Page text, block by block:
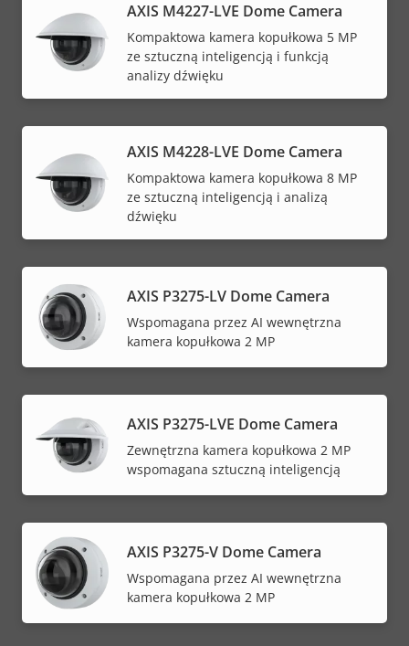
AXIS M4227-LVE Dome Camera
Kompaktowa kamera kopułkowa 5 MP
ze sztuczną inteligencją i funkcją
analizy dźwięku
AXIS M4228-LVE Dome Camera
Kompaktowa kamera kopułkowa 8 MP
ze sztuczną inteligencją i analizą
dźwięku
AXIS P3275-LV Dome Camera
Wspomagana przez AI wewnętrzna
kamera kopułkowa 2 MP
AXIS P3275-LVE Dome Camera
Zewnętrzna kamera kopułkowa 2 MP
wspomagana sztuczną inteligencją
AXIS P3275-V Dome Camera
Wspomagana przez AI wewnętrzna
kamera kopułkowa 2 MP